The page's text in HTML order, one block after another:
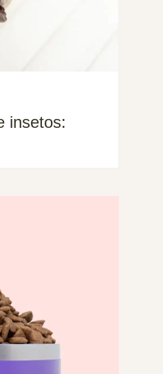
insetos: